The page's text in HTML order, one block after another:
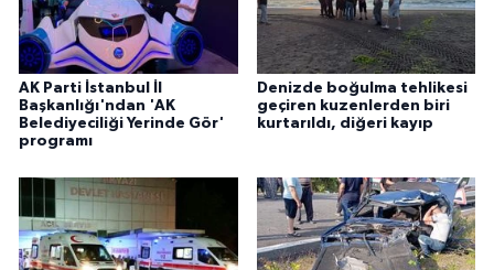
AK Parti İstanbul İl
Başkanlığı'ndan 'AK
Belediyeciliği Yerinde Gör'
programı
Denizde boğulma tehlikesi
geçiren kuzenlerden biri
kurtarıldı, diğeri kayıp